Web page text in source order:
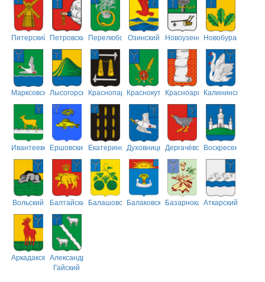
Питерский ПетровскийПерелюбскийОзинский НовоузенскийНовобурасский
МарксовскийЛысогорскийКраснопартизанский
КраснокутскийКрасноармейский
Калининский
ИвантеевскийЕршовский ЕкатериновскийДуховницкийДергачёвскийВоскресенский
Вольский БалтайскийБалашовскийБалаковскийБазарнокарабулакский
Аткарский
АркадакскийАлександрово-
Гайский